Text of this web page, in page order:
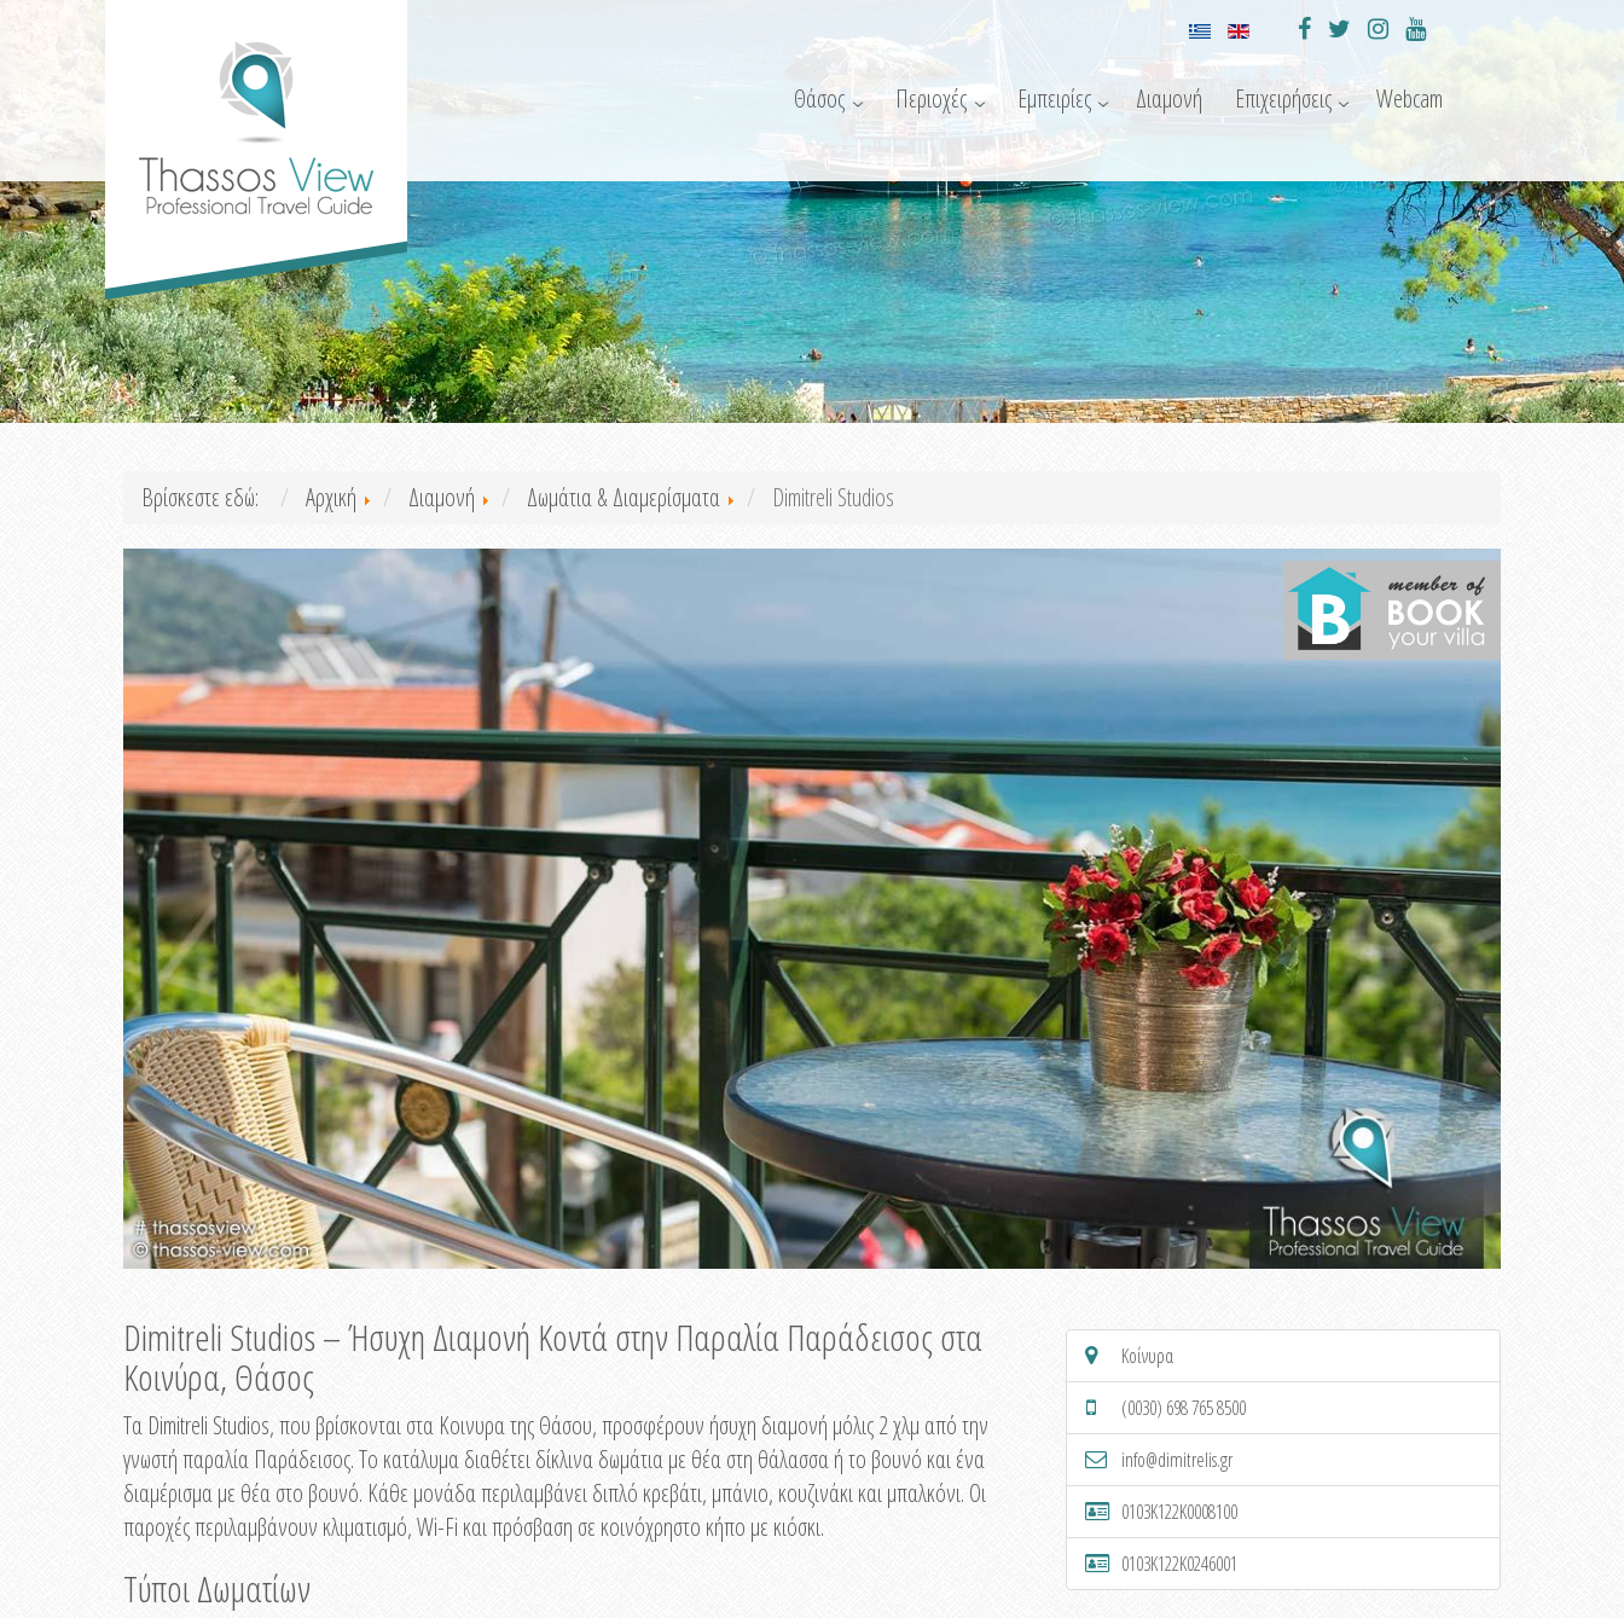
Θάσος Περιοχές Εμπειρίες Διαμονή Επιχειρήσεις Webcam
Βρίσκεστε εδώ: Αρχική Διαμονή Δωμάτια & Διαμερίσματα Dimitreli Studios
Dimitreli Studios – Ήσυχη Διαμονή Κοντά στην Παραλία Παράδεισος στα
Κοινύρα, Θάσος
Τα Dimitreli Studios, που βρίσκονται στα Κοινυρα της Θάσου, προσφέρουν ήσυχη διαμονή μόλις 2 χλμ από την
γνωστή παραλία Παράδεισος. Το κατάλυμα διαθέτει δίκλινα δωμάτια με θέα στη θάλασσα ή το βουνό και ένα
διαμέρισμα με θέα στο βουνό. Κάθε μονάδα περιλαμβάνει διπλό κρεβάτι, μπάνιο, κουζινάκι και μπαλκόνι. Οι
παροχές περιλαμβάνουν κλιματισμό, Wi-Fi και πρόσβαση σε κοινόχρηστο κήπο με κιόσκι.
Τύποι Δωματίων
Κοίνυρα
(0030) 698 765 8500
info@dimitrelis.gr
0103K122K0008100
0103K122K0246001